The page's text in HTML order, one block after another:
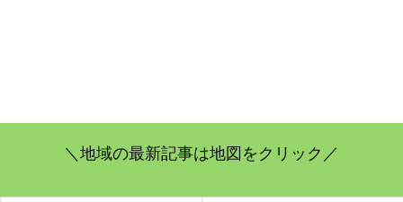
＼地域の最新記事は地図をクリック／